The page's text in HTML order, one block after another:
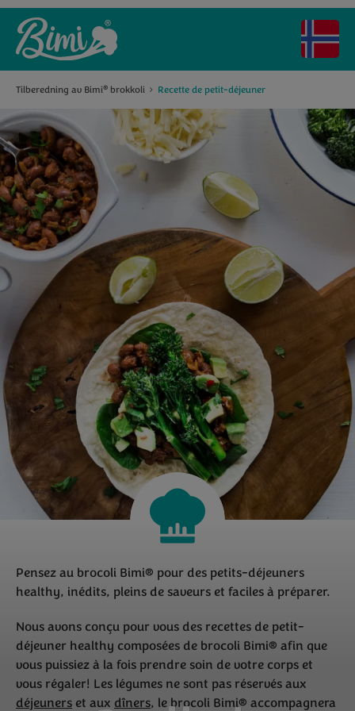
Tilberedning av Bimi® brokkoli Recette de petit-déjeuner
Pensez au brocoli Bimi® pour des petits-déjeuners
healthy, inédits, pleins de saveurs et faciles à préparer.
Nous avons conçu pour vous des recettes de petit-
déjeuner healthy composées de brocoli Bimi® afin que
vous puissiez à la fois prendre soin de votre corps et
vous régaler! Les légumes ne sont pas réservés aux
déjeuners et aux dîners, le brocoli Bimi® accompagnera